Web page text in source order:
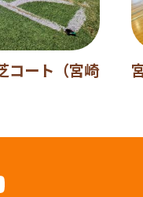
コート（宮崎